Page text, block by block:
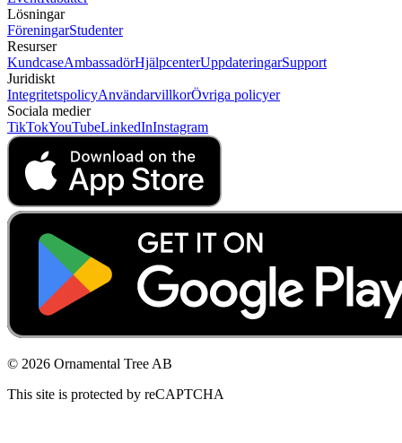
Lösningar
FöreningarStudenter
Resurser
KundcaseAmbassadörHjälpcenterUppdateringarSupport
Juridiskt
IntegritetspolicyAnvändarvillkorÖvriga policyer
Sociala medier
TikTokYouTubeLinkedInInstagram
© 2026 Ornamental Tree AB
This site is protected by reCAPTCHA